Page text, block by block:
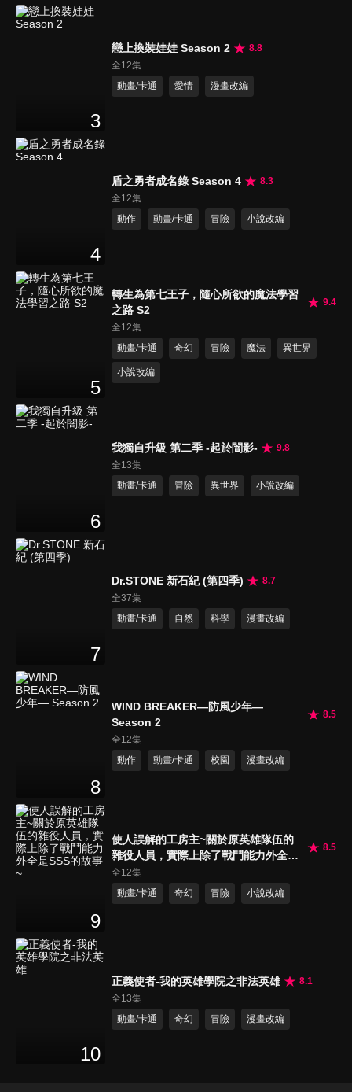
3
戀上換裝娃娃 Season 2
8.8
全12集
動畫/卡通
愛情 漫畫改編
4
盾之勇者成名錄 Season 4
8.3
全12集
動作
動畫/卡通 冒險 小說改編
5
轉生為第七王子，隨心所欲的魔法學習
之路 S2
9.4
全12集
動畫/卡通
奇幻 冒險 魔法 異世界
小說改編
6
我獨自升級 第二季 -起於闇影-
9.8
全13集
動畫/卡通
冒險 異世界 小說改編
7
Dr.STONE 新石紀 (第四季)
8.7
全37集
動畫/卡通
自然 科學 漫畫改編
8
WIND BREAKER—防風少年—
Season 2
8.5
全12集
動作
動畫/卡通 校園 漫畫改編
9
使人誤解的工房主~關於原英雄隊伍的
雜役人員，實際上除了戰鬥能力外全是
SSS的故事~
8.5
全12集
動畫/卡通
奇幻 冒險 小說改編
10
正義使者-我的英雄學院之非法英雄
8.1
全13集
動畫/卡通
奇幻 冒險 漫畫改編